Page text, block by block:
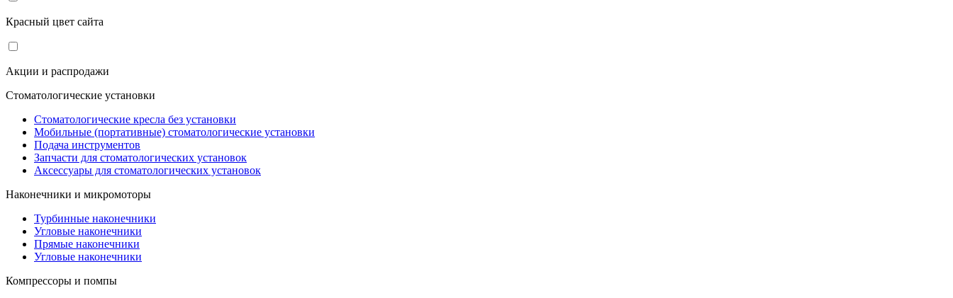
Красный цвет сайта
Акции и распродажи
Стоматологические установки
Стоматологические кресла без установки
Мобильные (портативные) стоматологические установки
Подача инструментов
Запчасти для стоматологических установок
Аксессуары для стоматологических установок
Наконечники и микромоторы
Турбинные наконечники
Угловые наконечники
Прямые наконечники
Угловые наконечники
Компрессоры и помпы